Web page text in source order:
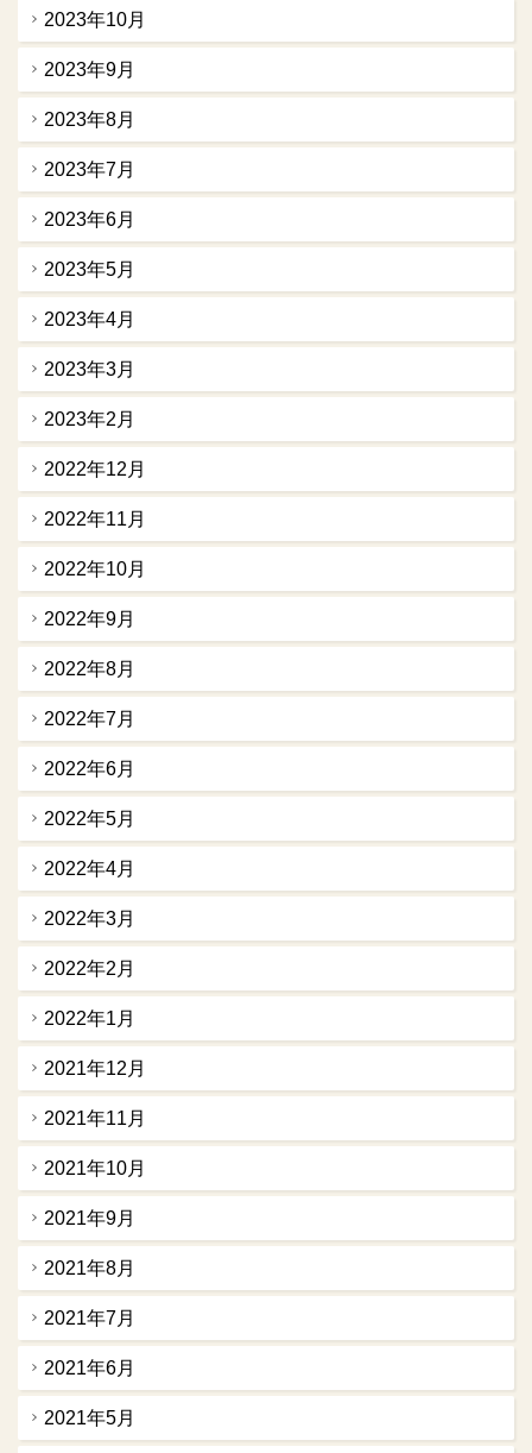
2023年10月
2023年9月
2023年8月
2023年7月
2023年6月
2023年5月
2023年4月
2023年3月
2023年2月
2022年12月
2022年11月
2022年10月
2022年9月
2022年8月
2022年7月
2022年6月
2022年5月
2022年4月
2022年3月
2022年2月
2022年1月
2021年12月
2021年11月
2021年10月
2021年9月
2021年8月
2021年7月
2021年6月
2021年5月